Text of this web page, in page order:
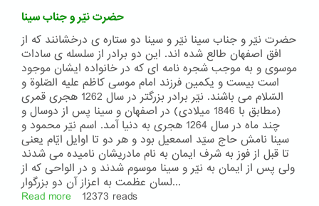
سیّد
جواد
کربلائی
حضرت نیّر و جناب سینا
حضرت نیّر و جناب سینا نیّر و سینا دو ستاره ی درخشانند که از
افق اصفهان طالع شده اند. این دو برادر از سلسله ی سادات
موسوی و به موجب شجره نامه ای که در خانواده ایشان موجود
است بیست و یکمین فرزند امام موسی کاظم علیه الصّلوة و
السّلام می باشند. نیّر برادر بزرگتر در سال 1262 هجری قمری
(مطابق با 1846 میلادی) در اصفهان و سینا پس از دوسال و
چند ماه در سال 1264 هجری به دنیا آمد. اسم نیّر محمود و
سینا نامش حاج سیّد اسمعیل بود و هر دو تا اوایل ایّام یعنی
تا قبل از فوز به شرف ایمان به نام مادریشان نامیده می شدند
ولی پس از ایمان به نیّر و سینا موسوم شدند و در الواحی که از
لسان عظمت به اعزاز آن دو بزرگوار...
Read more about
12373 reads